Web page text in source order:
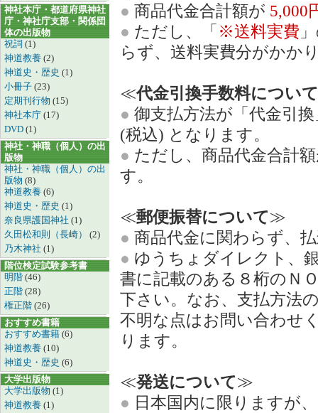
神社本庁・都道府県神社
庁・神社庁支部・関係団
体の出版物
祝詞 (1)
神道教養 (2)
神道史・歴史 (1)
小冊子 (23)
定期刊行物 (15)
神社本庁 (17)
DVD (1)
神社・神職（個人）の出
版物
神社・神職（個人）の出
版物 (8)
神道教養 (6)
神道史・歴史 (1)
奈良県護国神社 (1)
久田松和則（長崎） (2)
乃木神社 (1)
階位検定試験参考書
明階 (46)
正階 (28)
権正階 (26)
おすすめ書籍
おすすめ書籍 (6)
神道教養 (10)
神道史・歴史 (6)
大学出版物
大学出版物 (1)
神道教養 (1)
● 商品代金合計額が 5,000
● ただし、「 ※送料実費
らず、送料実費分がかか
≪代金引換手数料について
● 御支払方法が「代金引
(税込) となります。
● ただし、商品代金合計
す。
≪郵便振替について≫
● 商品代金に関わらず、
● ゆうちょダイレクト、
書に記載のある８桁のＮ
下さい。なお、支払方法
不明な点はお問い合わせ
ります。
≪発送について≫
● 日本国内に限りますが